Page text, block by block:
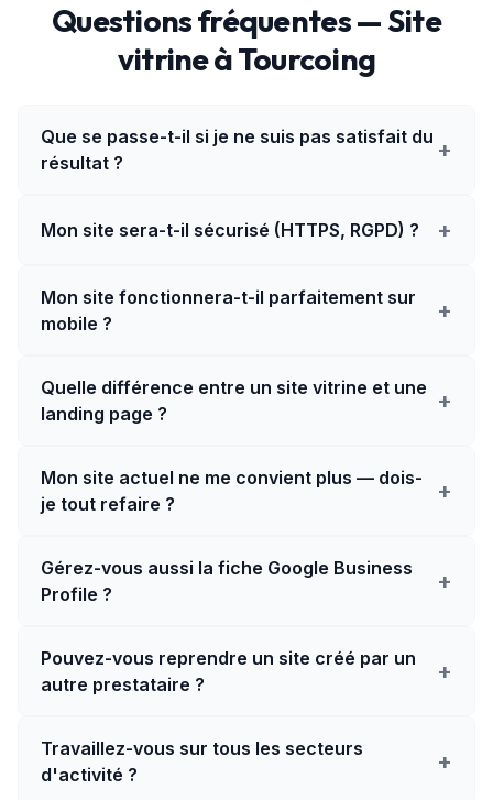
Questions fréquentes — Site
vitrine à Tourcoing
Que se passe-t-il si je ne suis pas satisfait du
résultat ?
+
Mon site sera-t-il sécurisé (HTTPS, RGPD) ? +
Mon site fonctionnera-t-il parfaitement sur
mobile ?
+
Quelle différence entre un site vitrine et une
landing page ?
+
Mon site actuel ne me convient plus — dois-
je tout refaire ?
+
Gérez-vous aussi la fiche Google Business
Profile ?
+
Pouvez-vous reprendre un site créé par un
autre prestataire ?
+
Travaillez-vous sur tous les secteurs
d'activité ?
+